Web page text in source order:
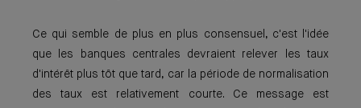
Ce qui semble de plus en plus consensuel, c'est l'idée
que les banques centrales devraient relever les taux
d'intérêt plus tôt que tard, car la période de normalisation
des taux est relativement courte. Ce message est